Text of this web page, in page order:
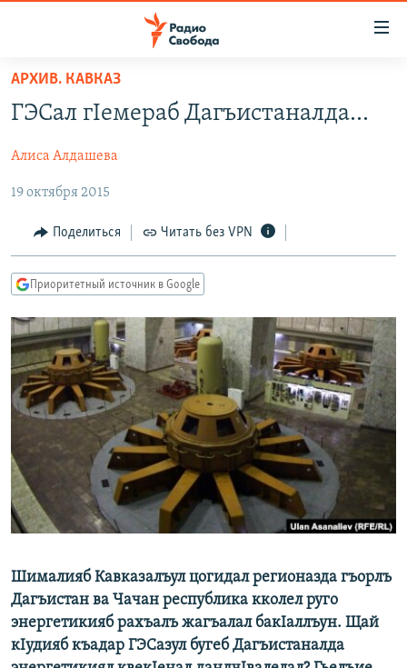
упрощенного
доступа
содержанию
Вернутся
главной
навигации
Вернутся
поиску
АВТОРСКИЕ ПРОЕКТЫ
ЦИТАТЫ СВОБОДЫ
МНЕНИЯ
КУЛЬТУРА
IDEL.РЕАЛИИ
КАВКАЗ.РЕАЛИИ
СЕВЕР.РЕАЛИИ
СИБИРЬ.РЕАЛИИ
РАСПИСАНИЕ ВЕЩАНИЯ
ПОДПИШИТЕСЬ НА РАССЫЛКУ
СОЦИАЛЬНЫЕ СЕТИ
Все сайты РСЕ/РС
АРХИВ. КАВКАЗ
ГЭСал гIемераб Дагъистаналда...
Алиса Алдашева
19 октября 2015
Поделиться Читать без VPN
Приоритетный источник в Google
Шималияб Кавказалъул цогидал регионазда гъорлъ
Дагъистан ва Чачан республика кколел руго
энергетикияб рахъалъ жагъалал бакIаллъун. Щай
кIудияб къадар ГЭСазул бугеб Дагъистаналда